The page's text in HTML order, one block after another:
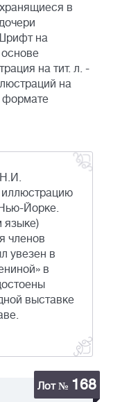
в
на
основе
на тит. л. -
на
формате
иллюстрацию
Йорке.
языке)
членов
увезен в
в
выставке
Лот № 168